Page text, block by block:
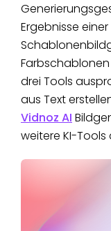
Ergebnisse
drei Tools
aus Text
Vidnoz AI
weitere KI-